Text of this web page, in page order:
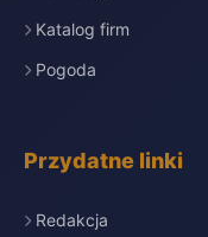
Katalog firm
Pogoda
Przydatne linki
Redakcja